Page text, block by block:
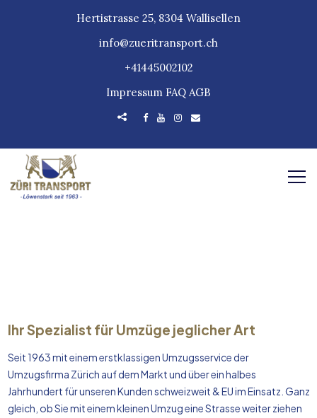
Hertistrasse 25, 8304 Wallisellen
info@zueritransport.ch
+41445002102
Impressum FAQ AGB
Ihr Spezialist für Umzüge jeglicher Art
Seit 1963 mit einem erstklassigen Umzugsservice der
Umzugsfirma Zürich auf dem Markt und über ein halbes
Jahrhundert für unseren Kunden schweizweit & EU im Einsatz. Ganz
gleich, ob Sie mit einem kleinen Umzug eine Strasse weiter ziehen